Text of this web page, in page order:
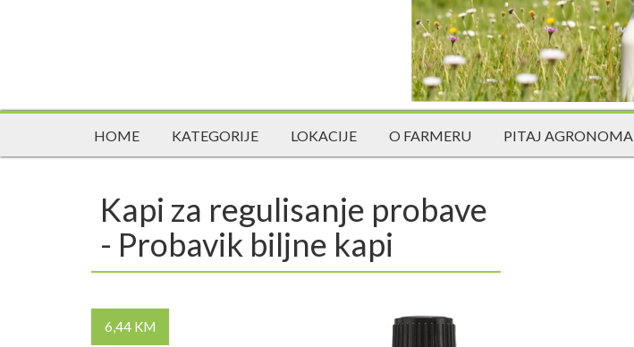
HOME KATEGORIJE LOKACIJE O FARMERU PITAJ AGRONOMA
Kapi za regulisanje probave
- Probavik biljne kapi
6,44 KM